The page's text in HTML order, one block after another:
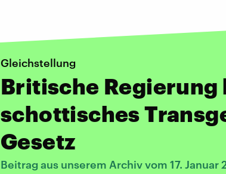
Gleichstellung
Britische
schottisches
Gesetz
Beitrag aus unserem Archiv vom 17. Januar